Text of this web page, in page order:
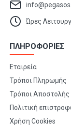
Ώρες
ΠΛΗΡΟΦΟΡΙΕΣ
Εταιρεία
Τρόποι Πληρωμής
Τρόποι Αποστολής
Πολιτική
Χρήση Cookies